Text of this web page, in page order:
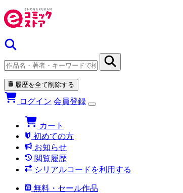
履歴を全て削除する
ログイン 会員登録
カート
初めての方
お知らせ
閲覧履歴
シリアルコードを利用する
無料・セール作品